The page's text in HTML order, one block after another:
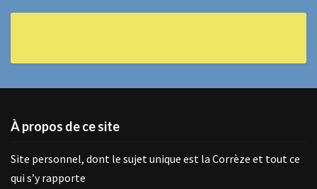
À propos de ce site
Site personnel, dont le sujet unique est la Corrèze et tout ce
qui s’y rapporte